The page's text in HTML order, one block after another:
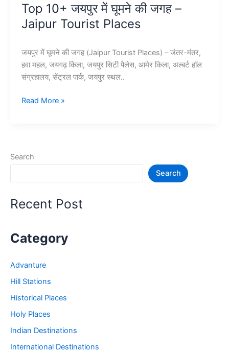
Top 10+ जयपुर में घूमने की जगह –
Jaipur Tourist Places
जयपुर में घूमने की जगह (Jaipur Tourist Places) – जंतर-मंतर,
हवा महल, जयगढ़ किला, जयपुर सिटी पैलेस, आमेर किला, अल्बर्ट हॉल
संग्रहालय, सेंट्रल पार्क, जयपुर स्थल..
Top
की
Tourist
Read More »
Search
Search
Recent Post
Category
Advanture
Hill Stations
Historical Places
Holy Places
Indian Destinations
International Destinations